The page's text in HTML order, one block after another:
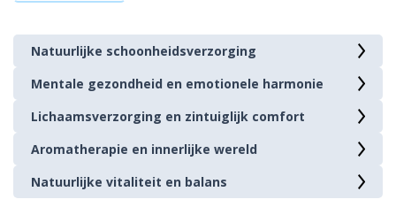
rustiger leven.
Deze categorie omvat natuurlijke gebieden van het
menselijk bestaan – van lichamelijke vitaliteit en
schoonheid tot mentale rust en innerlijke harmonie. De
producten hierin zijn geen medicijnen, maar kunnen
deel uitmaken van natuurlijke ondersteuning van
de dagelijkse zorgvoor lichaam, geest en emoties.
Natuurlijke schoonheidsverzorging
Mentale gezondheid en emotionele harmonie
Lichaamsverzorging en zintuiglijk comfort
Aromatherapie en innerlijke wereld
Natuurlijke vitaliteit en balans